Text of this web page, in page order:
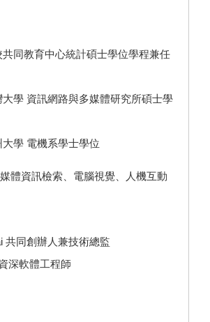
共同教育中心統計碩士學位學程兼任
大學 資訊網路與多媒體研究所碩士學
大學 電機系學士學位
體資訊檢索、電腦視覺、人機互動
共同創辦人兼技術總監
深軟體工程師